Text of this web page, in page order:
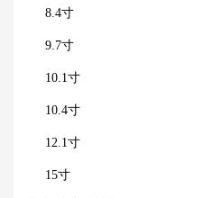
8.4寸
9.7寸
10.1寸
10.4寸
12.1寸
15寸